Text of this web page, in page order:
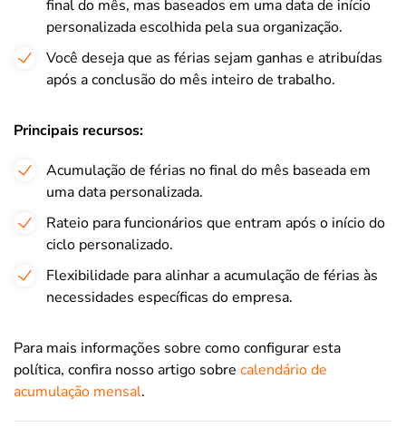
final do mês, mas baseados em uma data de início
personalizada escolhida pela sua organização.
Você deseja que as férias sejam ganhas e atribuídas
após a conclusão do mês inteiro de trabalho.
Principais recursos:
Acumulação de férias no final do mês baseada em
uma data personalizada.
Rateio para funcionários que entram após o início do
ciclo personalizado.
Flexibilidade para alinhar a acumulação de férias às
necessidades específicas do empresa.
Para mais informações sobre como configurar esta
política, confira nosso artigo sobre calendário de
acumulação mensal.